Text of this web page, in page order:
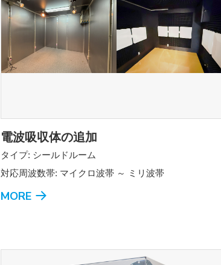
電波吸収体の追加
タイプ: シールドルーム
対応周波数帯: マイクロ波帯 ～ ミリ波帯
MORE